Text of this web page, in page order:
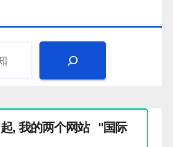
, 我的两个网站 "国际